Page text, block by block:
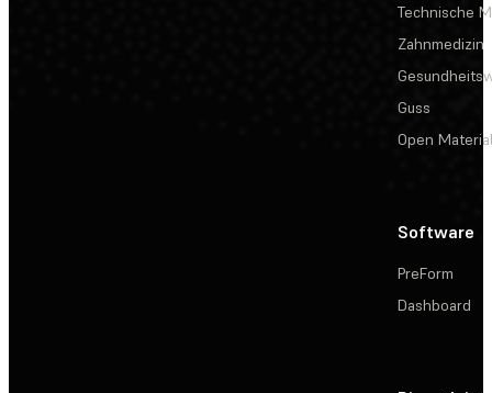
Technische
Zahnmedizin
Guss
Open
Software
PreForm
Dashboard